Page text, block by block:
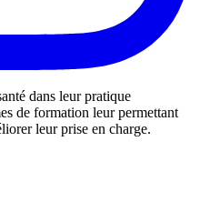
dans leur pratique
de formation leur permettant
leur prise en charge.